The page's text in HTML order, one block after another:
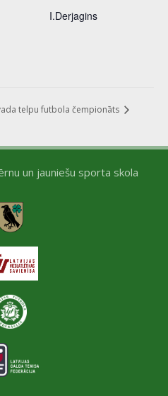
I.Derjagins
telpu futbola čempionāts
un jauniešu sporta skola